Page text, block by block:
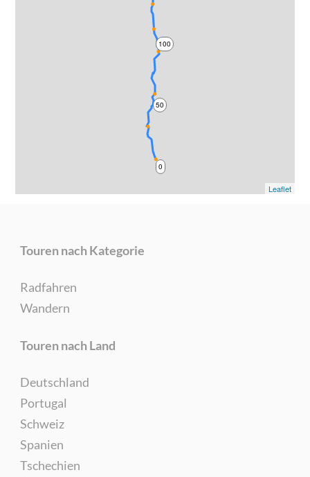
0
50
100
Leaflet
Touren nach Kategorie
Radfahren
Wandern
Touren nach Land
Deutschland
Portugal
Schweiz
Spanien
Tschechien